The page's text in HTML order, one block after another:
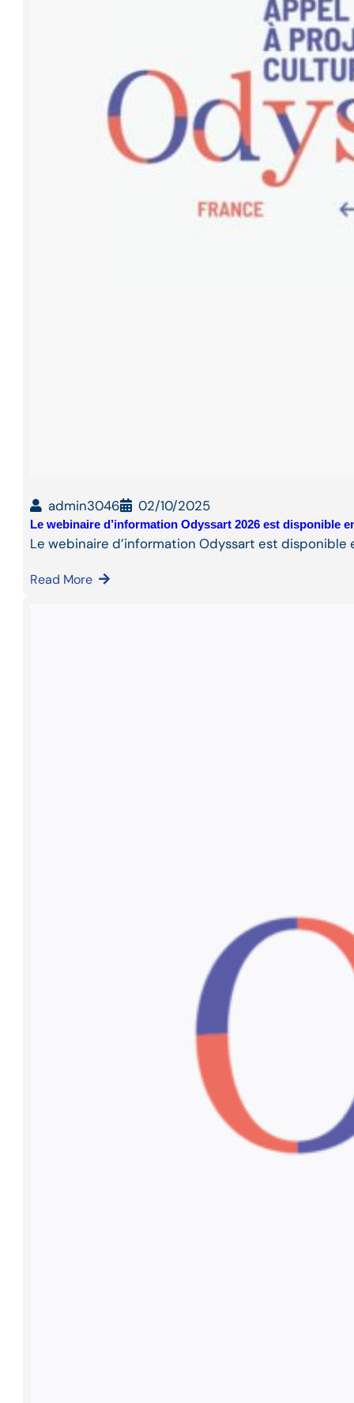
admin3046 02/10/2025
Le webinaire d’information Odyssart 2026 est disponible
Le webinaire d’information Odyssart est disponible
Read More